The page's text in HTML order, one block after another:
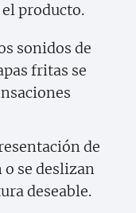
producto.
sonidos de
fritas se
de
se deslizan
deseable.